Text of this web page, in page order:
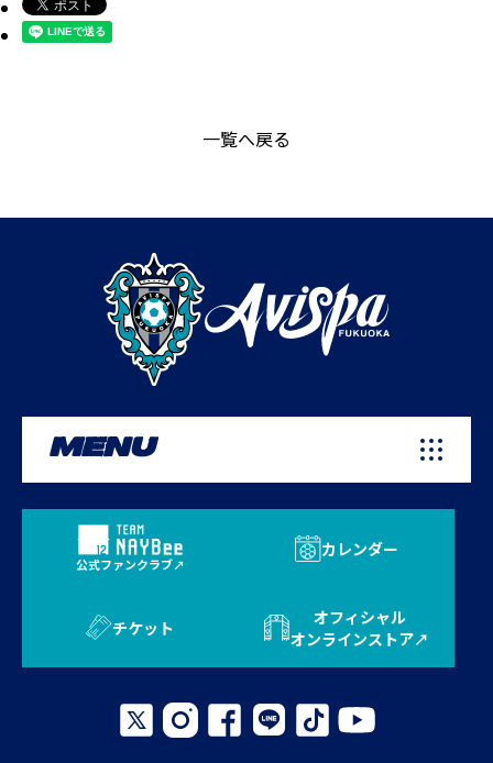
一覧へ戻る
MENU
公式ファンクラブ
カレンダー
チケット
オフィシャル
オンラインストア